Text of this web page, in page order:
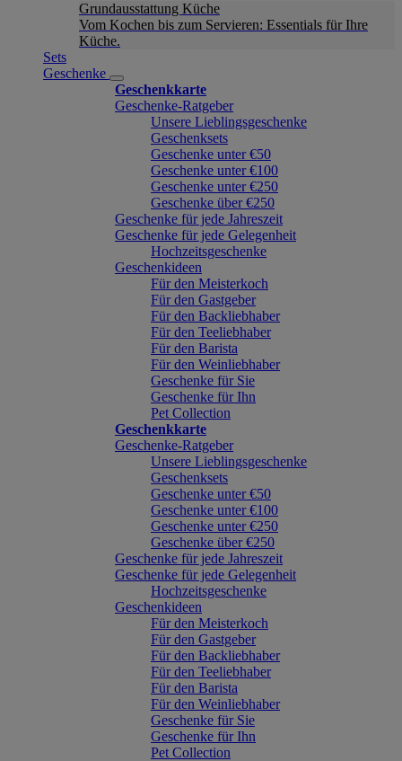
Grundausstattung Küche
Vom Kochen bis zum Servieren: Essentials für Ihre
Küche.
Sets
Geschenke
Geschenkkarte
Geschenke-Ratgeber
Unsere Lieblingsgeschenke
Geschenksets
Geschenke unter €50
Geschenke unter €100
Geschenke unter €250
Geschenke über €250
Geschenke für jede Jahreszeit
Geschenke für jede Gelegenheit
Hochzeitsgeschenke
Geschenkideen
Für den Meisterkoch
Für den Gastgeber
Für den Backliebhaber
Für den Teeliebhaber
Für den Barista
Für den Weinliebhaber
Geschenke für Sie
Geschenke für Ihn
Pet Collection
Geschenkkarte
Geschenke-Ratgeber
Unsere Lieblingsgeschenke
Geschenksets
Geschenke unter €50
Geschenke unter €100
Geschenke unter €250
Geschenke über €250
Geschenke für jede Jahreszeit
Geschenke für jede Gelegenheit
Hochzeitsgeschenke
Geschenkideen
Für den Meisterkoch
Für den Gastgeber
Für den Backliebhaber
Für den Teeliebhaber
Für den Barista
Für den Weinliebhaber
Geschenke für Sie
Geschenke für Ihn
Pet Collection